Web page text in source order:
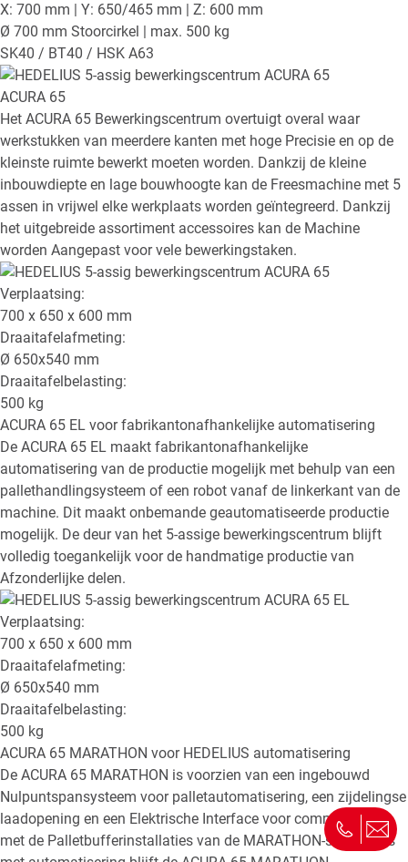
X: 700 mm | Y: 650/465 mm | Z: 600 mm
Ø 700 mm Stoorcirkel | max. 500 kg
SK40 / BT40 / HSK A63
ACURA 65
Het ACURA 65 Bewerkingscentrum overtuigt overal waar
werkstukken van meerdere kanten met hoge Precisie en op de
kleinste ruimte bewerkt moeten worden. Dankzij de kleine
inbouwdiepte en lage bouwhoogte kan de Freesmachine met 5
assen in vrijwel elke werkplaats worden geïntegreerd. Dankzij
het uitgebreide assortiment accessoires kan de Machine
worden Aangepast voor vele bewerkingstaken.
Verplaatsing:
700 x 650 x 600 mm
Draaitafelafmeting:
Ø 650x540 mm
Draaitafelbelasting:
500 kg
ACURA 65 EL voor fabrikantonafhankelijke automatisering
De ACURA 65 EL maakt fabrikantonafhankelijke
automatisering van de productie mogelijk met behulp van een
pallethandlingsysteem of een robot vanaf de linkerkant van de
machine. Dit maakt onbemande geautomatiseerde productie
mogelijk. De deur van het 5-assige bewerkingscentrum blijft
volledig toegankelijk voor de handmatige productie van
Afzonderlijke delen.
Verplaatsing:
700 x 650 x 600 mm
Draaitafelafmeting:
Ø 650x540 mm
Draaitafelbelasting:
500 kg
ACURA 65 MARATHON voor HEDELIUS automatisering
De ACURA 65 MARATHON is voorzien van een ingebouwd
Nulpuntspansysteem voor palletautomatisering, een zijdelingse
laadopening en een Elektrische Interface voor communicatie
met de Palletbufferinstallaties van de MARATHON-serie. Zelfs